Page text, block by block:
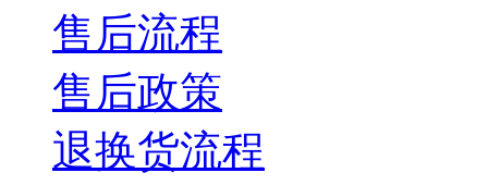
售后流程
售后政策
退换货流程